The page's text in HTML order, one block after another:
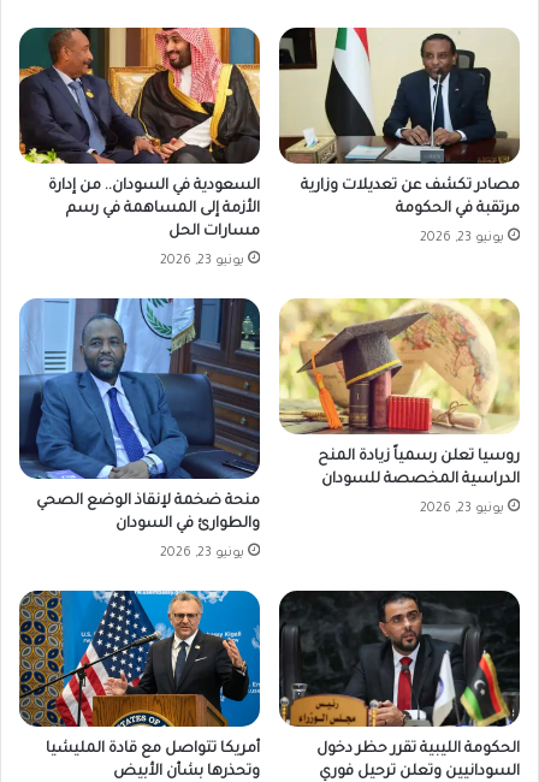
مصادر تكشف عن تعديلات وزارية
مرتقبة في الحكومة
يونيو 23, 2026
السعودية في السودان.. من إدارة
الأزمة إلى المساهمة في رسم
مسارات الحل
يونيو 23, 2026
روسيا تعلن رسمياً زيادة المنح
الدراسية المخصصة للسودان
يونيو 23, 2026
منحة ضخمة لإنقاذ الوضع الصحي
والطوارئ في السودان
يونيو 23, 2026
الحكومة الليبية تقرر حظر دخول
السودانيين وتعلن ترحيل فوري
أمريكا تتواصل مع قادة المليشيا
وتحذرها بشأن الأبيض